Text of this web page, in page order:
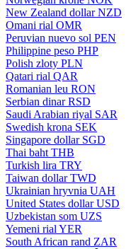
New Zealand dollar NZD
Omani rial OMR
Peruvian nuevo sol PEN
Philippine peso PHP
Polish zloty PLN
Qatari rial QAR
Romanian leu RON
Serbian dinar RSD
Saudi Arabian riyal SAR
Swedish krona SEK
Singapore dollar SGD
Thai baht THB
Turkish lira TRY
Taiwan dollar TWD
Ukrainian hryvnia UAH
United States dollar USD
Uzbekistan som UZS
Yemeni rial YER
South African rand ZAR